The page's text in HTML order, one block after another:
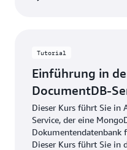
Tutorial
Einführung in
DocumentDB-
Dieser Kurs führt Sie in
Service, der eine
Dokumentendatenbank
Dieser Kurs führt Sie in